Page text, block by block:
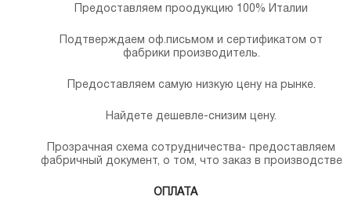
Предоставляем проодукцию 100% Италии
Подтверждаем оф.письмом и сертификатом от
фабрики производитель.
Предоставляем самую низкую цену на рынке.
Найдете дешевле-снизим цену.
Прозрачная схема сотрудничества- предоставляем
фабричный документ, о том, что заказ в производстве
ОПЛАТА